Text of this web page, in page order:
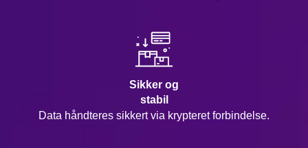
Sikker og
stabil
Data håndteres sikkert via krypteret forbindelse.